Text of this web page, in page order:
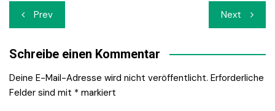
Beitrags-
Navigation
Prev Next
Schreibe einen Kommentar
Deine E-Mail-Adresse wird nicht veröffentlicht. Erforderliche
Felder sind mit * markiert